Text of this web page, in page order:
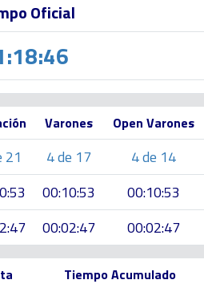
Oficial
Varones
Open Varones
21 4 de 17 4 de 14
00:10:53 00:10:53
00:02:47 00:02:47
Tiempo Acumulado